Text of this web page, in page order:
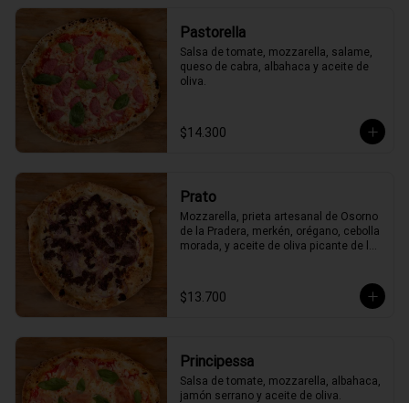
Pastorella
Salsa de tomate, mozzarella, salame,
queso de cabra, albahaca y aceite de
oliva.
$14.300
Prato
Mozzarella, prieta artesanal de Osorno
de la Pradera, merkén, orégano, cebolla
morada, y aceite de oliva picante de la
$13.700
Principessa
Salsa de tomate, mozzarella, albahaca,
jamón serrano y aceite de oliva.